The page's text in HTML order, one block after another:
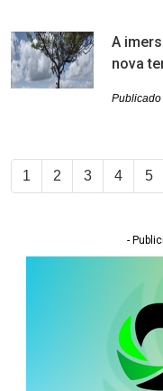
A
nova
1 2 3 4 5
-